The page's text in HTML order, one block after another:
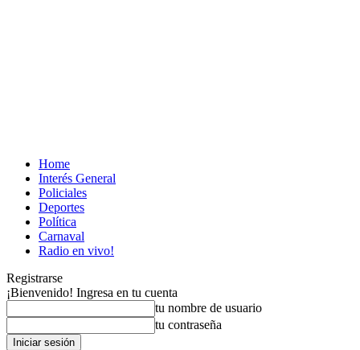
Home
Interés General
Policiales
Deportes
Política
Carnaval
Radio en vivo!
Registrarse
¡Bienvenido! Ingresa en tu cuenta
tu nombre de usuario
tu contraseña